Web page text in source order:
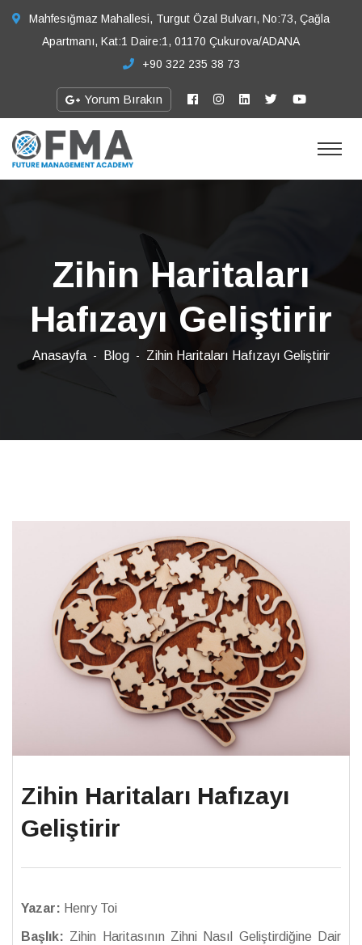
Mahfesığmaz Mahallesi, Turgut Özal Bulvarı, No:73, Çağla
Apartmanı, Kat:1 Daire:1, 01170 Çukurova/ADANA
+90 322 235 38 73
Yorum Bırakın
Zihin Haritaları
Hafızayı Geliştirir
Anasayfa Blog Zihin Haritaları Hafızayı Geliştirir
Zihin Haritaları Hafızayı
Geliştirir
Yazar: Henry Toi
Başlık: Zihin Haritasının Zihni Nasıl Geliştirdiğine Dair